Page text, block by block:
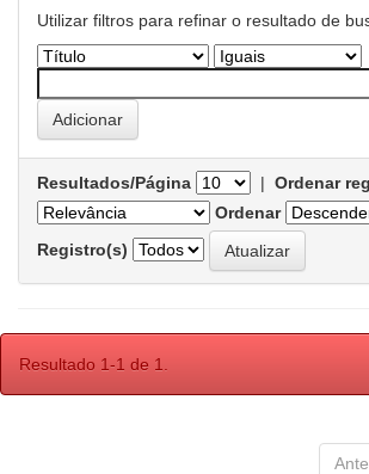
Utilizar filtros para refinar o resultado de
Resultados/Página | Ordenar
Ordenar
Registro(s)
Resultado 1-1 de 1.